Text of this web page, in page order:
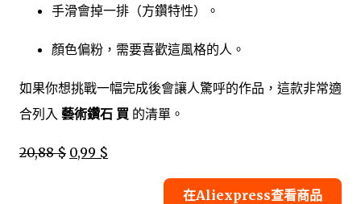
手滑會掉一排（方鑽特性）。
顏色偏粉，需要喜歡這風格的人。
如果你想挑戰一幅完成後會讓人驚呼的作品，這款非常適
合列入 藝術鑽石 買 的清單。
20,88 $ 0,99 $
在Aliexpress查看商品